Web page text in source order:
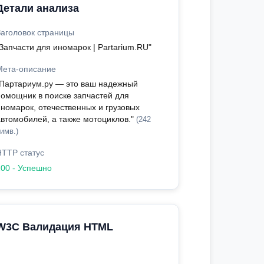
анализа
страницы
для иномарок | Partarium.RU"
описание
— это ваш надежный
в поиске запчастей для
отечественных и грузовых
а также мотоциклов." (242
статус
- Успешно
Валидация HTML